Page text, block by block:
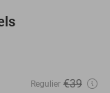
Regulier €39